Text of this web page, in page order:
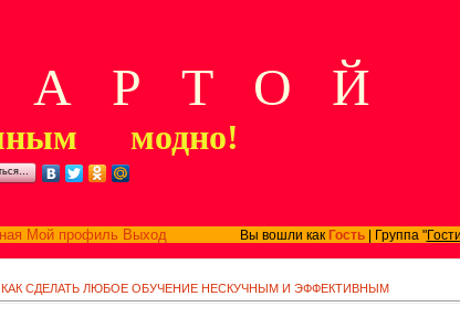
Р Т О Й
модно!
Мой профиль ВыходВы вошли как Гость| Группа "Гости
КАК СДЕЛАТЬ ЛЮБОЕ ОБУЧЕНИЕ НЕСКУЧНЫМ И ЭФФЕКТИВНЫМ